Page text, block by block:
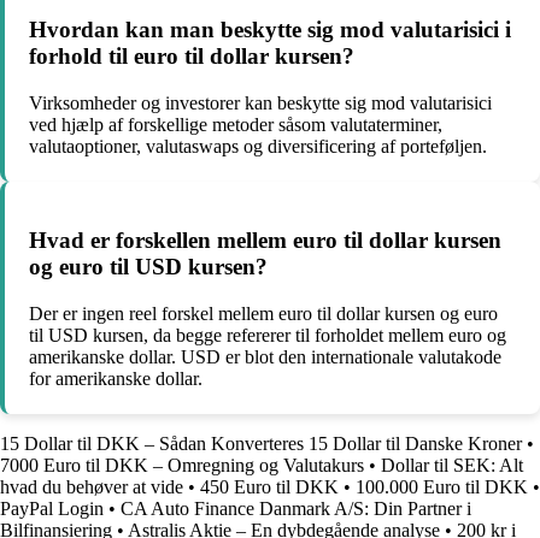
Hvordan kan man beskytte sig mod valutarisici i
forhold til euro til dollar kursen?
Virksomheder og investorer kan beskytte sig mod valutarisici
ved hjælp af forskellige metoder såsom valutaterminer,
valutaoptioner, valutaswaps og diversificering af porteføljen.
Hvad er forskellen mellem euro til dollar kursen
og euro til USD kursen?
Der er ingen reel forskel mellem euro til dollar kursen og euro
til USD kursen, da begge refererer til forholdet mellem euro og
amerikanske dollar. USD er blot den internationale valutakode
for amerikanske dollar.
15 Dollar til DKK – Sådan Konverteres 15 Dollar til Danske Kroner•
7000 Euro til DKK – Omregning og Valutakurs • Dollar til SEK: Alt
hvad du behøver at vide • 450 Euro til DKK • 100.000 Euro til DKK •
PayPal Login • CA Auto Finance Danmark A/S: Din Partner i
Bilfinansiering • Astralis Aktie – En dybdegående analyse • 200 kr i